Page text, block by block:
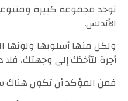
توجد مجموعة كبيرة
الأندلس.
ولكل منها أسلوبها ولونها
أجرة لتأخذك إلى وجهتك،
فمن المؤكد أن تكون هناك